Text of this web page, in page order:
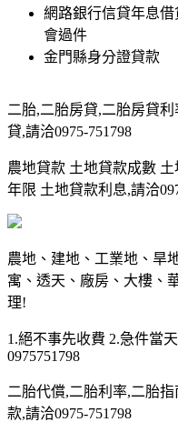
網路銀行信貸年息
會過件
金門縣身分證貸款
二胎,二胎房貸,二胎房貸
貸,請洽0975-751798
農地貸款 土地貸款成數
年限 土地貸款利息,請洽
農地、建地、工業地、旱
寓、透天、廠房、大樓、
理!
1.絕不事先收費 2.急件當
0975751798
二胎代償,二胎利率,二胎
款,請洽0975-751798